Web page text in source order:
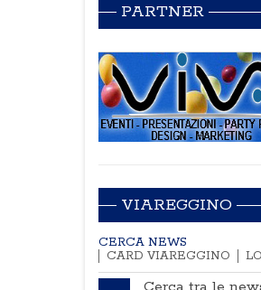
PARTNER
VIAREGGINO
CERCA NEWS
CARD VIAREGGINO